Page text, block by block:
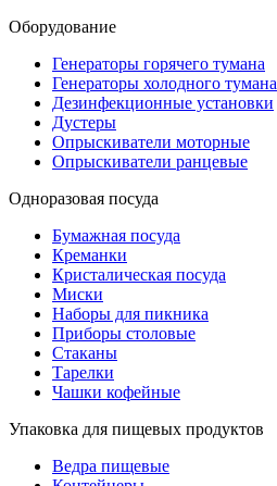
Оборудование
Генераторы горячего тумана
Генераторы холодного тумана
Дезинфекционные установки
Дустеры
Опрыскиватели моторные
Опрыскиватели ранцевые
Одноразовая посуда
Бумажная посуда
Креманки
Кристалическая посуда
Миски
Наборы для пикника
Приборы столовые
Стаканы
Тарелки
Чашки кофейные
Упаковка для пищевых продуктов
Ведра пищевые